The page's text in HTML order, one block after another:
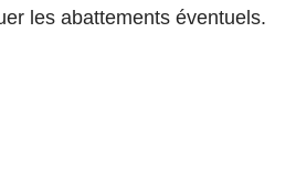
les abattements éventuels.